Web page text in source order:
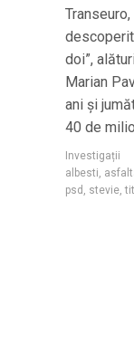
descoperit
doi”,
Marian
ani și
40 de
Investigații
albesti
psd
stevie ,